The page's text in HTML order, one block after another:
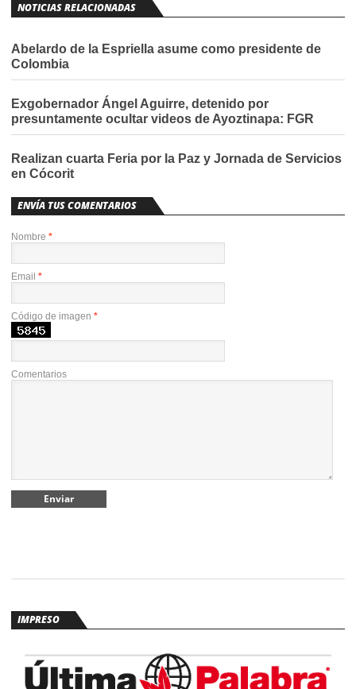
NOTICIAS RELACIONADAS
Abelardo de la Espriella asume como presidente de
Colombia
Exgobernador Ángel Aguirre, detenido por
presuntamente ocultar videos de Ayoztinapa: FGR
Realizan cuarta Feria por la Paz y Jornada de Servicios
en Cócorit
ENVÍA TUS COMENTARIOS
Nombre *
Email *
Código de imagen *
Comentarios
IMPRESO